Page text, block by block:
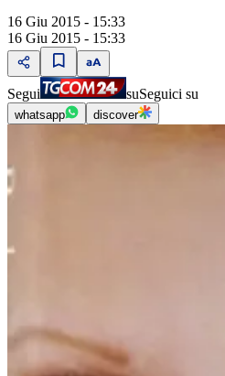
16 Giu 2015 - 15:33
16 Giu 2015 - 15:33
Segui suSeguici su
whatsapp discover